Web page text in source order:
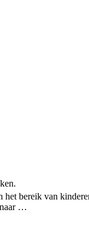
het bereik van
…